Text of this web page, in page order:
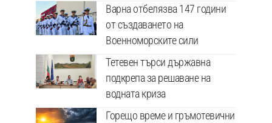
Варна отбелязва 147 години
от създаването на
Военноморските сили
Тетевен търси държавна
подкрепа за решаване на
водната криза
Горещо време и гръмотевични